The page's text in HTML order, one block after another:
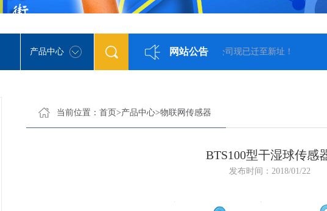
产品中心 网站公告
长春希迈气象科技股份有限公司现已迁至新址！
当前位置： 首页>产品中心>物联网传感器
BTS100型干湿球传感
发布时间：2018/01/22